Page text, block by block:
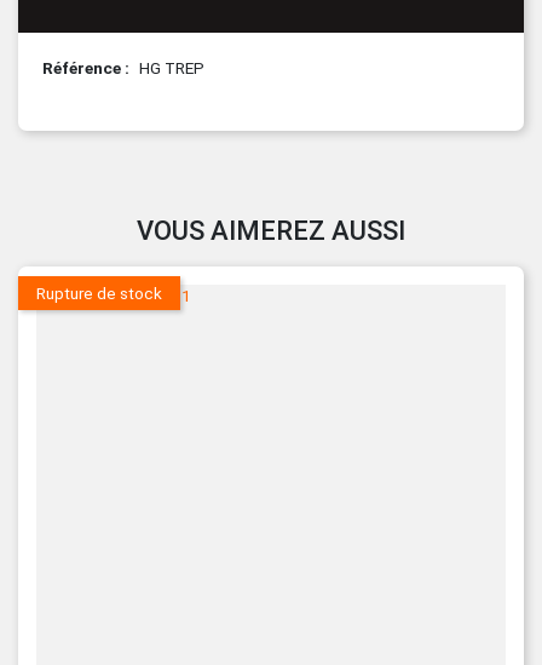
Référence HG TREP
VOUS AIMEREZ AUSSI
Rupture de stock